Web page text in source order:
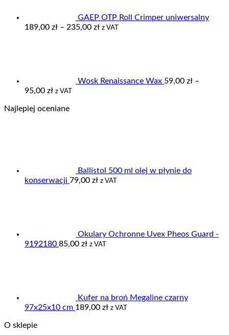
GAEP OTP Roll Crimper uniwersalny
189,00 zł – 235,00 złZakres
z VAT
Wosk Renaissance Wax 59,00 zł –
95,00 złZakres
od
z VAT
Najlepiej oceniane
Ballistol 500 ml olej w płynie do
konserwacji 79,00 zł z VAT
Okulary Ochronne Uvex Pheos Guard -
9192180 85,00 zł z VAT
Kufer na broń Megaline czarny
97x25x10 cm 189,00 zł z VAT
O sklepie